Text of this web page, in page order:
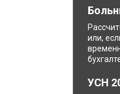
или,
УСН